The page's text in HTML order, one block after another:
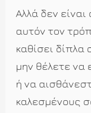
Αλλά δεν
αυτόν τον
καθίσει
μην θέλετε να
ή να
καλεσμένους